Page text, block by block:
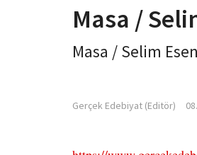
Masa /
Masa / Selim Esen
Gerçek Edebiyat (Editör)